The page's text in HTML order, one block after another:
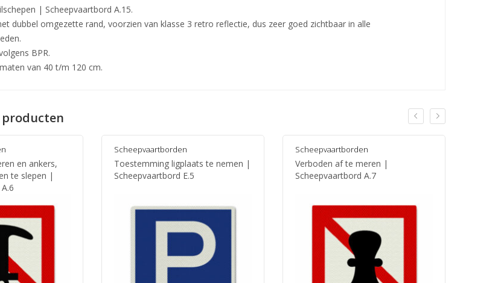
| Scheepvaartbord A.15.
dubbel omgezette rand, voorzien van klasse 3 retro reflectie, dus zeer goed zichtbaar in alle
BPR.
van 40 t/m 120 cm.
en ankers,
te slepen |
Scheepvaartborden
Toestemming ligplaats te nemen |
Scheepvaartbord E.5
Scheepvaartborden
Verboden af te meren |
Scheepvaartbord A.7